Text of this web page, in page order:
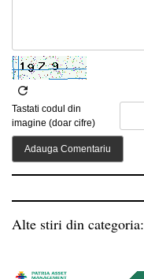
Tastati codul din
imagine (doar cifre)
Alte stiri din categoria: